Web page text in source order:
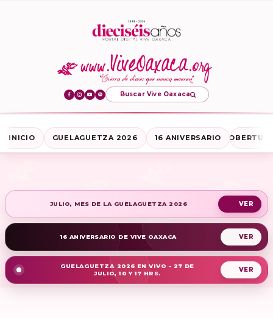
Buscar Vive Oaxaca
INICIO GUELAGUETZA 2026 16 ANIVERSARIO
JULIO, MES DE LA GUELAGUETZA 2026
16 ANIVERSARIO DE VIVE OAXACA
GUELAGUETZA 2026 EN VIVO - 27 DE
JULIO, 10 Y 17 HRS.